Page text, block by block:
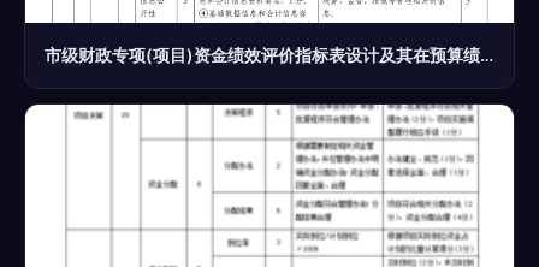
市级财政专项(项目)资金绩效评价指标表设计及其在预算绩效评价服务中的应用